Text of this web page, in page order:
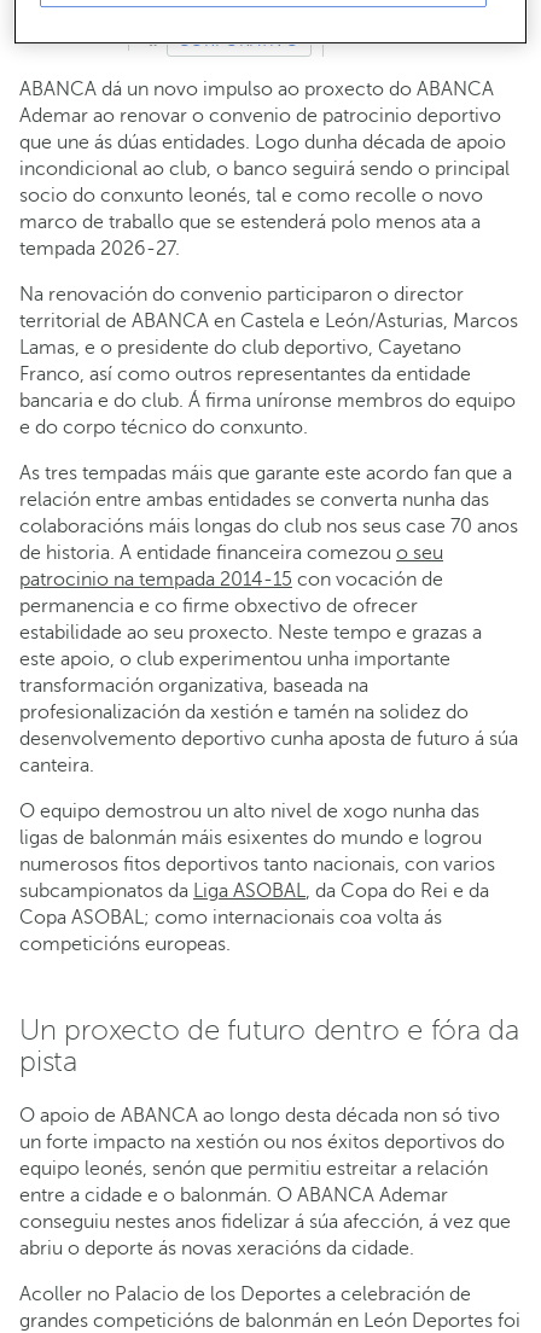
Ademar.
Descarga en alta resolución
25-04-2024
CORPORATIVO
ABANCA dá un novo impulso ao proxecto do ABANCA
Ademar ao renovar o convenio de patrocinio deportivo
que une ás dúas entidades. Logo dunha década de apoio
incondicional ao club, o banco seguirá sendo o principal
socio do conxunto leonés, tal e como recolle o novo
marco de traballo que se estenderá polo menos ata a
tempada 2026-27.
Na renovación do convenio participaron o director
territorial de ABANCA en Castela e León/Asturias, Marcos
Lamas, e o presidente do club deportivo, Cayetano
Franco, así como outros representantes da entidade
bancaria e do club. Á firma uníronse membros do equipo
e do corpo técnico do conxunto.
As tres tempadas máis que garante este acordo fan que a
relación entre ambas entidades se converta nunha das
colaboracións máis longas do club nos seus case 70 anos
de historia. A entidade financeira comezou o seu
patrocinio na tempada 2014-15 con vocación de
permanencia e co firme obxectivo de ofrecer
estabilidade ao seu proxecto. Neste tempo e grazas a
este apoio, o club experimentou unha importante
transformación organizativa, baseada na
profesionalización da xestión e tamén na solidez do
desenvolvemento deportivo cunha aposta de futuro á súa
canteira.
O equipo demostrou un alto nivel de xogo nunha das
ligas de balonmán máis esixentes do mundo e logrou
numerosos fitos deportivos tanto nacionais, con varios
subcampionatos da Liga ASOBAL, da Copa do Rei e da
Copa ASOBAL; como internacionais coa volta ás
competicións europeas.
Un proxecto de futuro dentro e fóra da
pista
O apoio de ABANCA ao longo desta década non só tivo
un forte impacto na xestión ou nos éxitos deportivos do
equipo leonés, senón que permitiu estreitar a relación
entre a cidade e o balonmán. O ABANCA Ademar
conseguiu nestes anos fidelizar á súa afección, á vez que
abriu o deporte ás novas xeracións da cidade.
Acoller no Palacio de los Deportes a celebración de
grandes competicións de balonmán en León Deportes foi